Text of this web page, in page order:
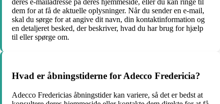
deres e-mailadresse på deres hjemmeside, eller du kan ringe til
dem for at få de aktuelle oplysninger. Når du sender en e-mail,
skal du sørge for at angive dit navn, din kontaktinformation og
en detaljeret besked, der beskriver, hvad du har brug for hjælp
til eller spørge om.
Hvad er åbningstiderne for Adecco Fredericia?
Adecco Fredericias åbningstider kan variere, så det er bedst at